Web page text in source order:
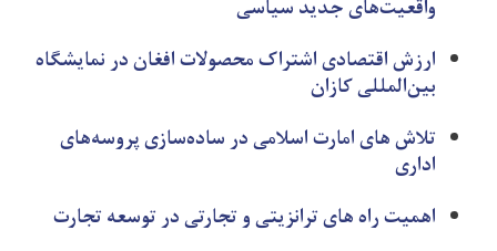
واقعیت‌های جدید سیاسی
ارزش اقتصادی اشتراک محصولات افغان در نمایشگاه
بین‌المللی کازان
تلاش های امارت اسلامی در ساده‌سازی پروسه‌های
اداری
اهمیت راه های ترانزیتی و تجارتی در توسعه تجارت